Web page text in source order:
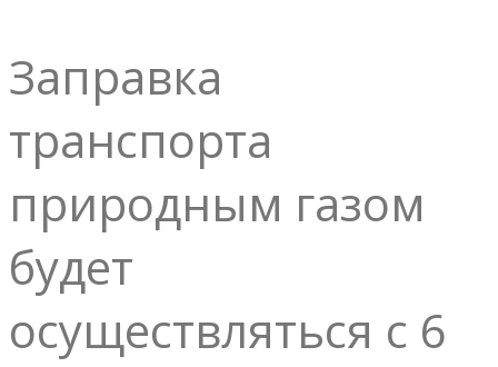
Заправка
транспорта
природным газом
будет
осуществляться с 6